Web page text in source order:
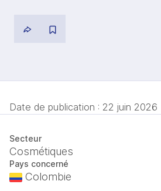
Date de publication : 22 juin 2026
Secteur
Cosmétiques
Pays concerné
Colombie